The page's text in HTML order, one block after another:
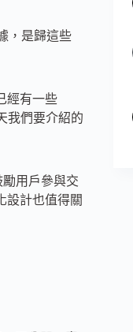
，是歸這些
經有一些
我們要介紹的
用戶參與交
設計也值得關